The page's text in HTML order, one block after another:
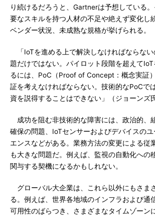
り続けるだろうと、Gartnerは予想している
要なスキルを持つ人材の不足や絶えず変化し
ベンダー状況、未成熟な規格が挙げられる。
「IoTを進める上で解決しなければならない
題だけではない。パイロット段階を超えて
るには、PoC（Proof of Concept：概念実証
証を考えなければならない。技術的なPoCで
資を説得することはできない」（ジョーンズ氏
成功を阻む非技術的な障害には、政治的、
確保の問題、IoTセンサーおよびデバイスのユ
エンスなどがある。業務方法の変更による従
も大きな問題だ。例えば、監視の自動化への
関与する契機になるかもしれない。
グローバル大企業は、これら以外にもさま
る。例えば、世界各地域のインフラおよび通
可用性のばらつき、さまざまなタイムゾーン